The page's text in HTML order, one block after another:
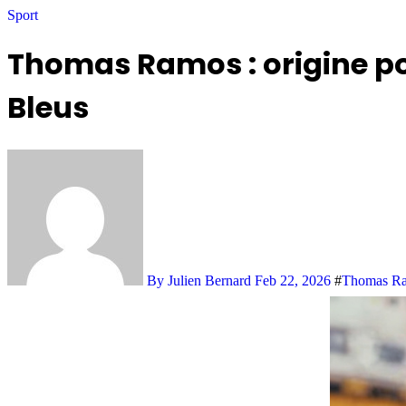
Sport
Thomas Ramos : origine
Bleus
By Julien Bernard Feb 22, 2026 #Thomas